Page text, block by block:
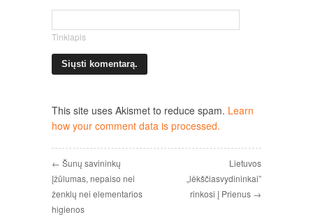
Tinklapis
This site uses Akismet to reduce spam. Learn
how your comment data is processed.
← Šunų savininkų
įžūlumas, nepaiso nei
ženklų nei elementarios
higienos
Lietuvos
„lėkščiasvydininkai”
rinkosi į Prienus →